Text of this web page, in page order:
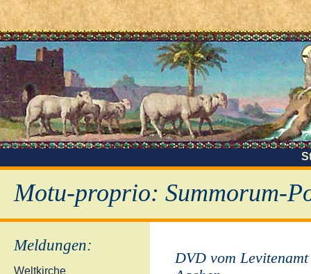
Motu-proprio: Summorum-
Meldungen:
Weltkirche
DVD vom